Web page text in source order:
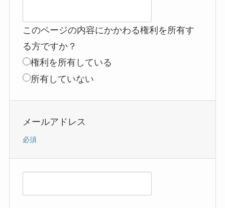
このページの内容にかかわる権利を所有す
る方ですか？
権利を所有している
所有していない
メールアドレス
必須